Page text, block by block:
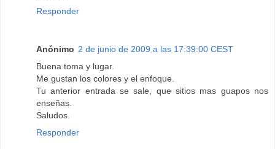
Responder
Anónimo 2 de junio de 2009 a las 17:39:00 CEST
Buena toma y lugar.
Me gustan los colores y el enfoque.
Tu anterior entrada se sale, que sitios mas guapos nos
enseñas.
Saludos.
Responder